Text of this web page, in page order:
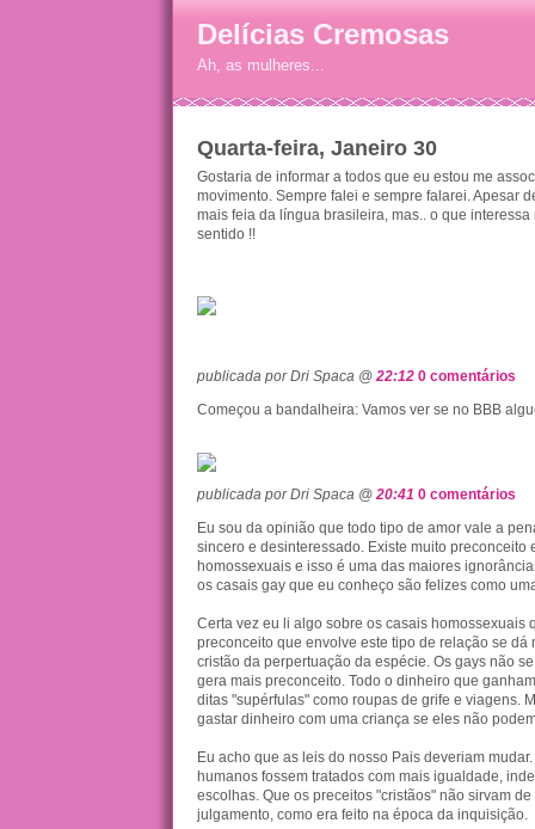
Delícias Cremosas
Ah, as mulheres...
Quarta-feira, Janeiro 30
Gostaria de informar a todos que eu estou me
movimento. Sempre falei e sempre falarei. Apesar
mais feia da língua brasileira, mas.. o que interessa
sentido !!
publicada por Dri Spaca @ 22:12 0 comentários
Começou a bandalheira: Vamos ver se no BBB
publicada por Dri Spaca @ 20:41 0 comentários
Eu sou da opinião que todo tipo de amor vale a
sincero e desinteressado. Existe muito preconceito
homossexuais e isso é uma das maiores
os casais gay que eu conheço são felizes como
Certa vez eu li algo sobre os casais homossexuais
preconceito que envolve este tipo de relação se dá
cristão da perpertuação da espécie. Os gays não
gera mais preconceito. Todo o dinheiro que
ditas "supérfulas" como roupas de grife e viagens.
gastar dinheiro com uma criança se eles não
Eu acho que as leis do nosso Pais deveriam
humanos fossem tratados com mais igualdade,
escolhas. Que os preceitos "cristãos" não sirvam
julgamento, como era feito na época da inquisição.